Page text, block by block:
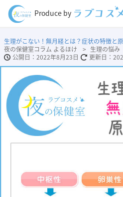
Produce by
生理がこない！無月経とは？症状の特徴と
夜の保健室コラム よるほけ
生理の悩み
2022年8月23日